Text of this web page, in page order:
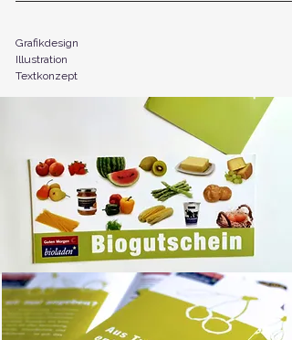
Grafikdesign
Illustration
Textkonzept